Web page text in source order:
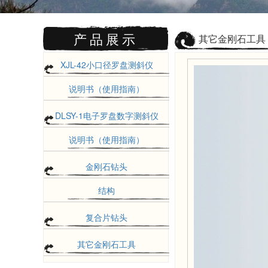
产品展示
XJL-42小口径罗盘测斜仪
说明书（使用指南）
DLSY-1电子罗盘数字测斜仪
说明书（使用指南）
金刚石钻头
结构
复合片钻头
其它金刚石工具
其它金刚石工具